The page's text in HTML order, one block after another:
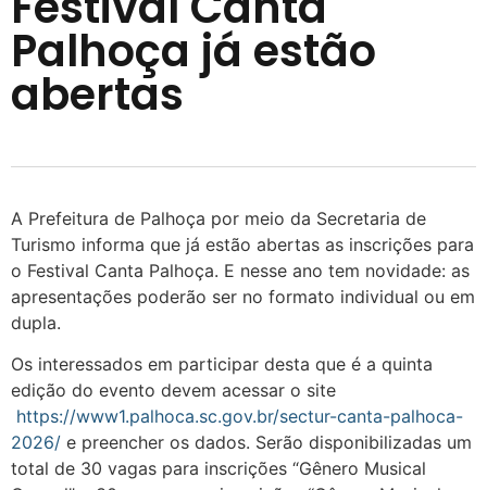
Palhoça já estão
abertas
A Prefeitura de Palhoça por meio da Secretaria de
Turismo informa que já estão abertas as inscrições para
o Festival Canta Palhoça. E nesse ano tem novidade: as
apresentações poderão ser no formato individual ou em
dupla.
Os interessados em participar desta que é a quinta
edição do evento devem acessar o site
https://www1.palhoca.sc.gov.br/sectur-canta-palhoca-
2026/ e preencher os dados. Serão disponibilizadas um
total de 30 vagas para inscrições “Gênero Musical